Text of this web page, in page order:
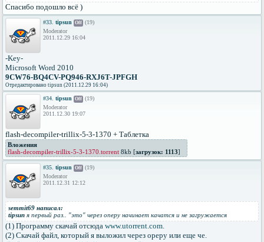
Спасибо подошло всё )
#33. tipsun Off (19)
Moderator
2011.12.29 16:04
-Key-
Microsoft Word 2010
9CW76-BQ4CV-PQ946-RXJ6T-JPFGH
Отредактировано tipsun (2011.12.29 16:04)
#34. tipsun Off (19)
Moderator
2011.12.30 19:07
flash-decompiler-trillix-5-3-1370 + Таблетка
Вложения
flash-decompiler-trillix-5-3-1370.torrent 8kb [загрузок: 1113]
#35. tipsun Off (19)
Moderator
2011.12.31 12:12
semmit69 написал:
tipsun я первый раз.. "это" через оперу начинает качатся и не загружается
(1) Программу скачай отсюда www.utorrent.com.
(2) Скачай файл, который я выложил через ореру или еще че.